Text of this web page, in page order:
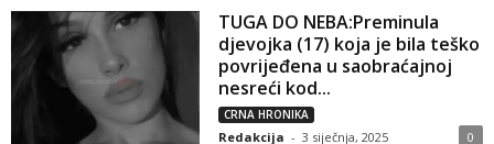
TUGA DO NEBA:Preminula
djevojka (17) koja je bila teško
povrijeđena u saobraćajnoj
nesreći kod...
CRNA HRONIKA
Redakcija - 3 siječnja, 2025 0